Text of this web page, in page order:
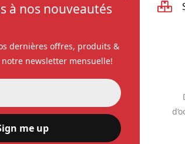
supérieure
à nos nouveautés
dernières offres, produits &
newsletter mensuelle!
me up